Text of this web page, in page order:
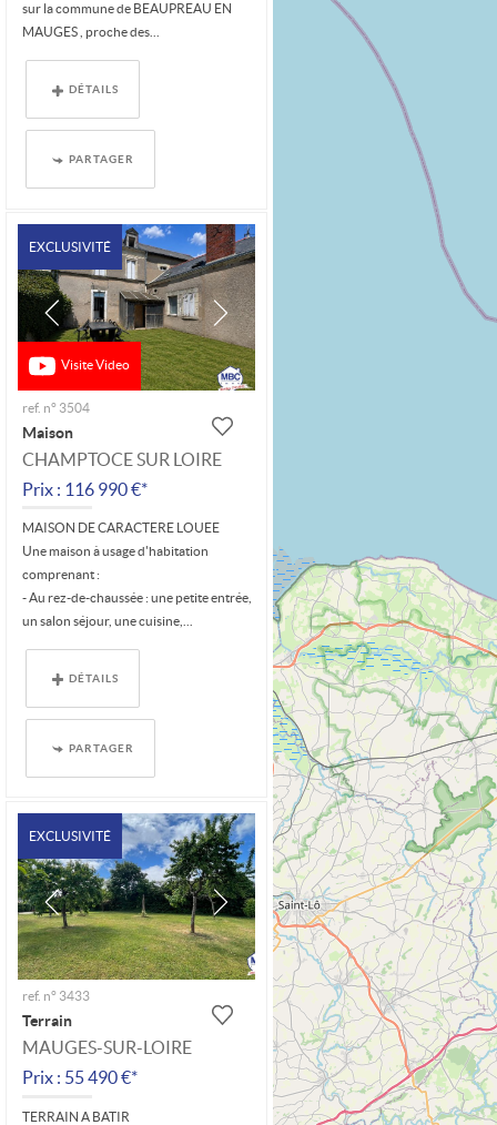
sur la commune de BEAUPREAU EN
MAUGES , proche des...
DÉTAILS
PARTAGER
Visite Video
EXCLUSIVITÉ
ref. n° 3504
Maison
CHAMPTOCE SUR LOIRE
Prix : 116 990 €*
MAISON DE CARACTERE LOUEE
Une maison à usage d'habitation
comprenant :
- Au rez-de-chaussée : une petite entrée,
un salon séjour, une cuisine,...
DÉTAILS
PARTAGER
EXCLUSIVITÉ
ref. n° 3433
Terrain
MAUGES-SUR-LOIRE
Prix : 55 490 €*
TERRAIN A BATIR